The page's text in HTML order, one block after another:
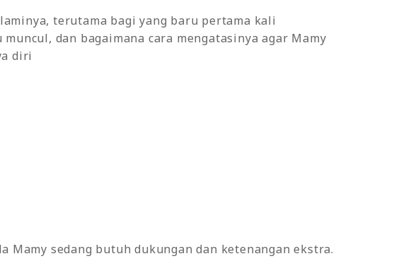
terutama bagi yang baru pertama kali
dan bagaimana cara mengatasinya agar Mamy
diri
Mamy sedang butuh dukungan dan ketenangan ekstra.